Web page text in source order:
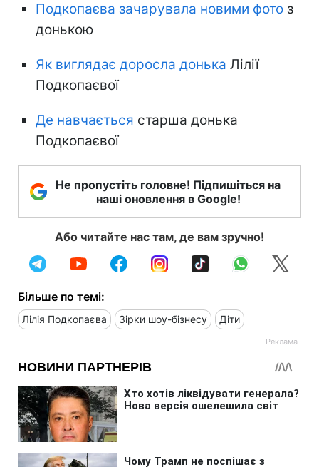
Подкопаєва зачарувала новими фото з
донькою
Як виглядає доросла донька Лілії
Подкопаєвої
Де навчається старша донька
Подкопаєвої
Не пропустіть головне! Підпишіться на
наші оновлення в Google!
Або читайте нас там, де вам зручно!
Більше по темі:
Лілія Подкопаєва Зірки шоу-бізнесу Діти